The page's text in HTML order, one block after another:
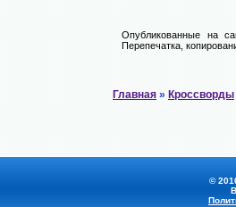
Опубликованные на
Перепечатка,
Главная » Кроссворды
©